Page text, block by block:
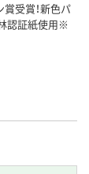
受賞！新色パ
認証紙使用※